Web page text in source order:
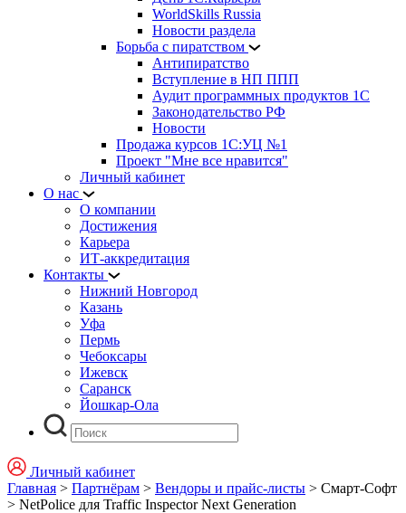
WorldSkills Russia
Новости раздела
Борьба с пиратством
Антипиратство
Вступление в НП ППП
Аудит программных продуктов 1С
Законодательство РФ
Новости
Продажа курсов 1С:УЦ №1
Проект "Мне все нравится"
Личный кабинет
О нас
О компании
Достижения
Карьера
ИТ-аккредитация
Контакты
Нижний Новгород
Казань
Уфа
Пермь
Чебоксары
Ижевск
Саранск
Йошкар-Ола
Личный кабинет
Главная > Партнёрам > Вендоры и прайс-листы > Смарт-Софт
> NetPolice для Traffic Inspector Next Generation